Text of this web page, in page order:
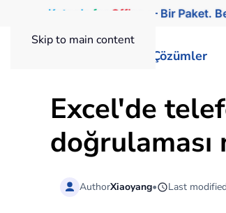
Skip to main content
Kutools for Office — Bir Paket.
Çözümler
Excel'de
doğrulaması
AuthorXiaoyang• Last modified